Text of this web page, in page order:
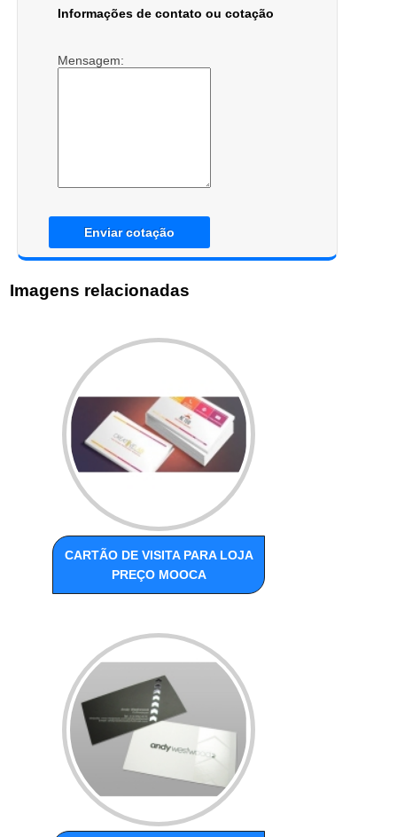
Informações de contato ou cotação
Mensagem:
Enviar cotação
Imagens relacionadas
CARTÃO DE VISITA PARA LOJA
PREÇO MOOCA